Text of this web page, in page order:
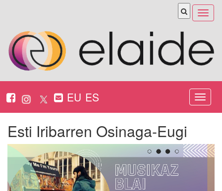
Abrir
menú
EU ES
ireki
Esti Iribarren Osinaga-Eugi